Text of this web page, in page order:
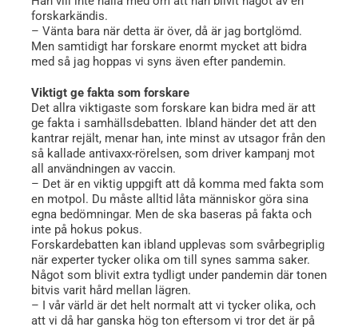
forskarkändis.
– Vänta bara när detta är över, då är jag bortglömd.
Men samtidigt har forskare enormt mycket att bidra
med så jag hoppas vi syns även efter pandemin.
Viktigt ge fakta som forskare
Det allra viktigaste som forskare kan bidra med är att
ge fakta i samhällsdebatten. Ibland händer det att den
kantrar rejält, menar han, inte minst av utsagor från den
så kallade antivaxx-rörelsen, som driver kampanj mot
all användningen av vaccin.
– Det är en viktig uppgift att då komma med fakta som
en motpol. Du måste alltid låta människor göra sina
egna bedömningar. Men de ska baseras på fakta och
inte på hokus pokus.
Forskardebatten kan ibland upplevas som svårbegriplig
när experter tycker olika om till synes samma saker.
Något som blivit extra tydligt under pandemin där tonen
bitvis varit hård mellan lägren.
– I vår värld är det helt normalt att vi tycker olika, och
att vi då har ganska hög ton eftersom vi tror det är på